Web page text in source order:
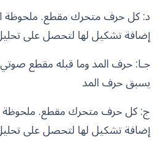
د: كل حرف متحرك مقطع. ملحوظة
إضافة تشكيل لها لتحصل على
جـا: حرف المد وما قبله مقطع
يسبق حرف المد
ج: كل حرف متحرك مقطع. ملحوظة
إضافة تشكيل لها لتحصل على